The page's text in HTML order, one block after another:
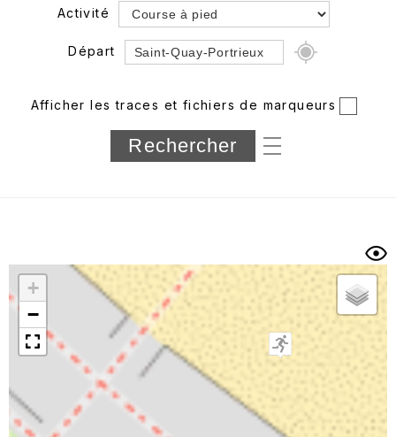
Activité
Départ
Département
Longueur min/max
Trier par
Horodatage Photos
Afficher les traces et fichiers de marqueurs
+
−